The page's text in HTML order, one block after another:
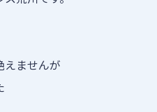
えませんが